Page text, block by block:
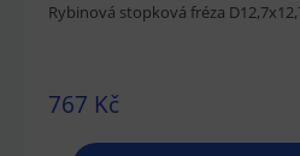
Rybinová stopková fréza
767 Kč